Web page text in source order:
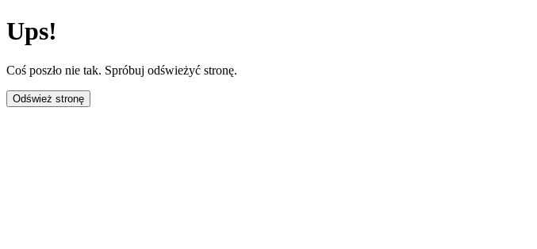
Ups!
Coś poszło nie tak. Spróbuj odświeżyć stronę.
Odśwież stronę